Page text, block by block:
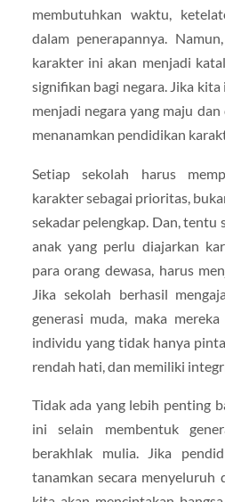
membutuhkan waktu,
dalam penerapannya.
karakter ini akan menjadi
signifikan bagi negara. Jika
menjadi negara yang maju
menanamkan pendidikan
Setiap sekolah harus
karakter sebagai prioritas,
sekadar pelengkap. Dan, tentu
anak yang perlu diajarkan
para orang dewasa, harus
Jika sekolah berhasil
generasi muda, maka
individu yang tidak hanya
rendah hati, dan memiliki
Tidak ada yang lebih penting
ini selain membentuk
berakhlak mulia. Jika
tanamkan secara menyeluruh